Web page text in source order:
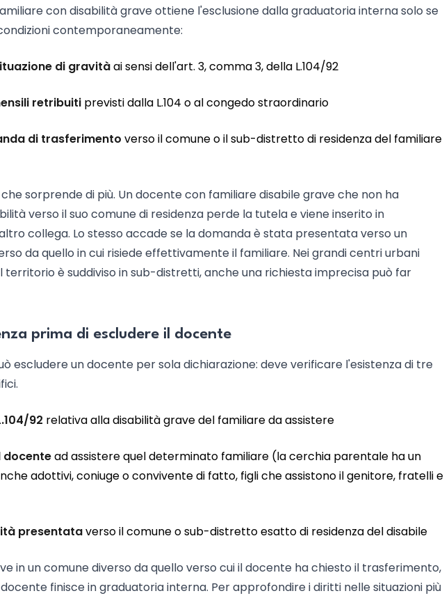
con disabilità grave ottiene l'esclusione dalla graduatoria interna solo se
contemporaneamente:
di gravitàai sensi dell'art. 3, comma 3, della L.104/92
retribuiti previsti dalla L.104 o al congedo straordinario
di trasferimento verso il comune o il sub-distretto di residenza del familiare
sorprende di più. Un docente con familiare disabile grave che non ha
verso il suo comune di residenza perde la tutela e viene inserito in
collega. Lo stesso accade se la domanda è stata presentata verso un
da quello in cui risiede effettivamente il familiare. Nei grandi centri urbani
territorio è suddiviso in sub-distretti, anche una richiesta imprecisa può far
prima di escludere il docente
escludere un docente per sola dichiarazione: deve verificare l'esistenza di tre
92 relativa alla disabilità grave del familiare da assistere
docentead assistere quel determinato familiare (la cerchia parentale ha un
adottivi, coniuge o convivente di fatto, figli che assistono il genitore, fratelli e
presentataverso il comune o sub-distretto esatto di residenza del disabile
in un comune diverso da quello verso cui il docente ha chiesto il trasferimento,
finisce in graduatoria interna. Per approfondire i diritti nelle situazioni più